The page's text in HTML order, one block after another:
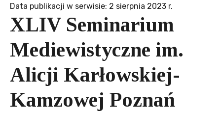
Data publikacji w serwisie: 2 sierpnia 2023 r.
XLIV Seminarium
Mediewistyczne im.
Alicji Karłowskiej-
Kamzowej Poznań